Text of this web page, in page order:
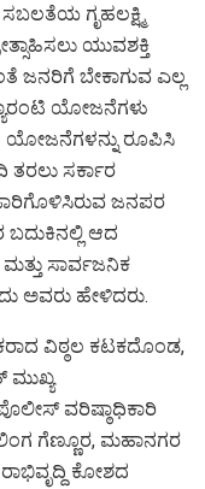
ಗೃಹಲಕ್ಷ್ಮಿ
ಯುವಶಕ್ತಿ
ಜನರಿಗೆ ಬೇಕಾಗುವ ಎಲ್ಲ
ಯೋಜನೆಗಳು
ಯೋಜನೆಗಳನ್ನು ರೂಪಿಸಿ
ತರಲು ಸರ್ಕಾರ
ಜನಪರ
ಆದ
ಮತ್ತು ಸಾರ್ವಜನಿಕ
ಅವರು ಹೇಳಿದರು.
ವಿಠ್ಠಲ ಕಟಕದೊಂಡ,
ಮುಖ್ಯ
ವರಿಷ್ಠಾಧಿಕಾರಿ
ಗೆಣ್ಣೂರ, ಮಹಾನಗರ
ಕೋಶದ